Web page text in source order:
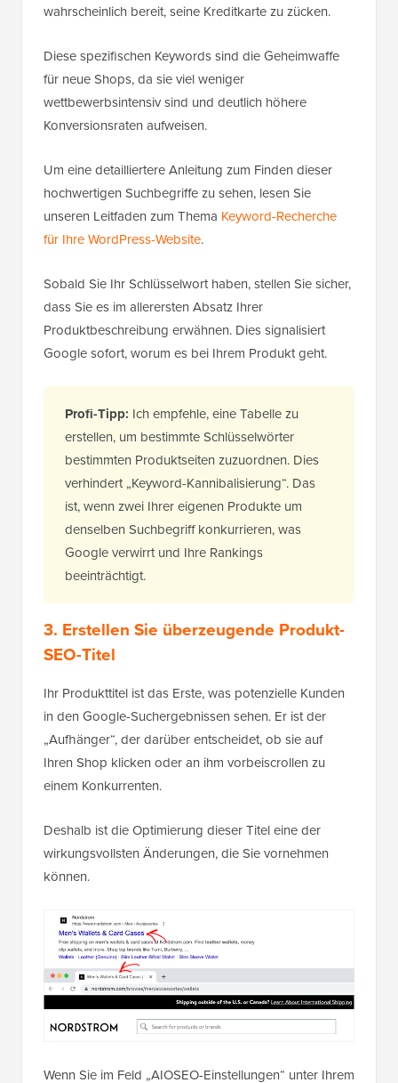
wahrscheinlich bereit, seine Kreditkarte zu zücken.
Diese spezifischen Keywords sind die Geheimwaffe
für neue Shops, da sie viel weniger
wettbewerbsintensiv sind und deutlich höhere
Konversionsraten aufweisen.
Um eine detailliertere Anleitung zum Finden dieser
hochwertigen Suchbegriffe zu sehen, lesen Sie
unseren Leitfaden zum Thema Keyword-Recherche
für Ihre WordPress-Website.
Sobald Sie Ihr Schlüsselwort haben, stellen Sie sicher,
dass Sie es im allerersten Absatz Ihrer
Produktbeschreibung erwähnen. Dies signalisiert
Google sofort, worum es bei Ihrem Produkt geht.
Profi-Tipp: Ich empfehle, eine Tabelle zu
erstellen, um bestimmte Schlüsselwörter
bestimmten Produktseiten zuzuordnen. Dies
verhindert „Keyword-Kannibalisierung“. Das
ist, wenn zwei Ihrer eigenen Produkte um
denselben Suchbegriff konkurrieren, was
Google verwirrt und Ihre Rankings
beeinträchtigt.
3. Erstellen Sie überzeugende Produkt-
SEO-Titel
Ihr Produkttitel ist das Erste, was potenzielle Kunden
in den Google-Suchergebnissen sehen. Er ist der
„Aufhänger“, der darüber entscheidet, ob sie auf
Ihren Shop klicken oder an ihm vorbeiscrollen zu
einem Konkurrenten.
Deshalb ist die Optimierung dieser Titel eine der
wirkungsvollsten Änderungen, die Sie vornehmen
können.
Wenn Sie im Feld „AIOSEO-Einstellungen“ unter Ihrem